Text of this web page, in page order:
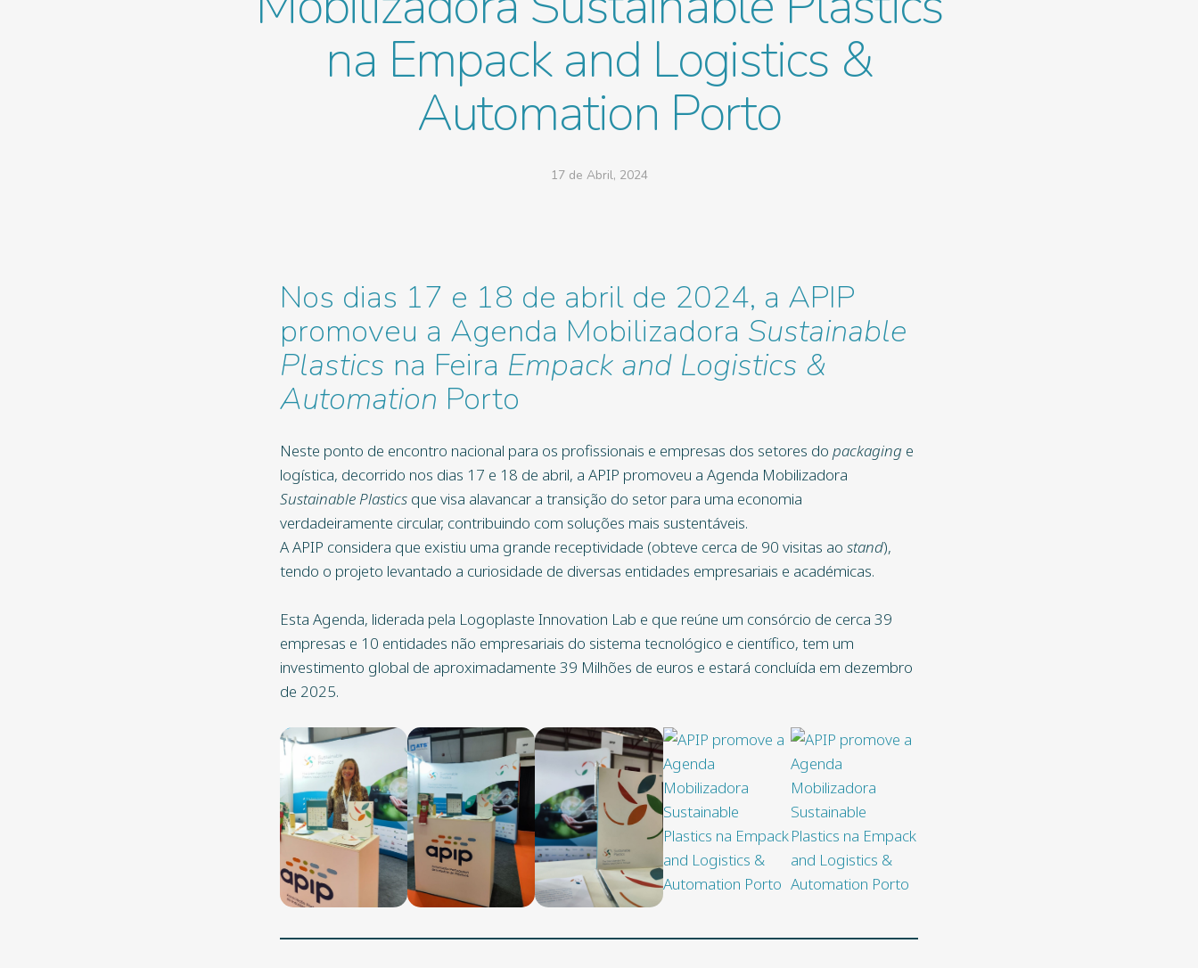
na Empack and Logistics &
Automation Porto
17 de Abril, 2024
Nos dias 17 e 18 de abril de 2024, a APIP
promoveu a Agenda Mobilizadora Sustainable
Plastics na Feira Empack and Logistics &
Automation Porto
Neste ponto de encontro nacional para os profissionais e empresas dos setores do packaging e
logística, decorrido nos dias 17 e 18 de abril, a APIP promoveu a Agenda Mobilizadora
Sustainable Plastics que visa alavancar a transição do setor para uma economia
verdadeiramente circular, contribuindo com soluções mais sustentáveis.
A APIP considera que existiu uma grande receptividade (obteve cerca de 90 visitas ao stand),
tendo o projeto levantado a curiosidade de diversas entidades empresariais e académicas.
Esta Agenda, liderada pela Logoplaste Innovation Lab e que reúne um consórcio de cerca 39
empresas e 10 entidades não empresariais do sistema tecnológico e científico, tem um
investimento global de aproximadamente 39 Milhões de euros e estará concluída em dezembro
de 2025.